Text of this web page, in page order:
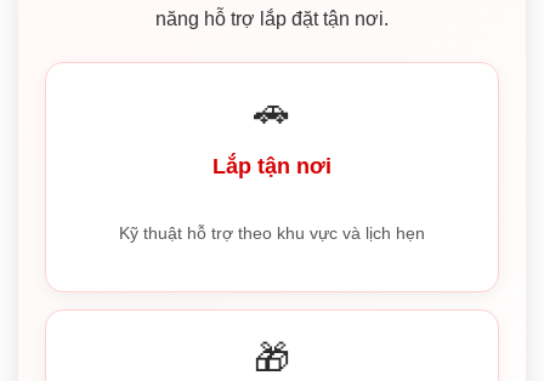
năng hỗ trợ lắp đặt tận nơi.
🚗
Lắp tận nơi
Kỹ thuật hỗ trợ theo khu vực và lịch hẹn
🎁